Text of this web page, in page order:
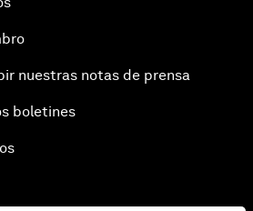
nuestras notas de prensa
boletines